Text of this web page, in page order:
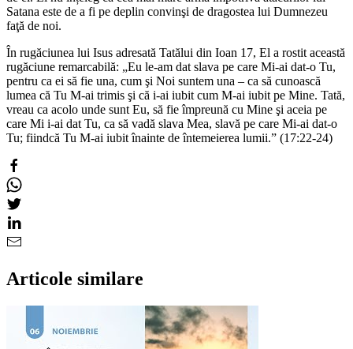
Satana este de a fi pe deplin convinşi de dragostea lui Dumnezeu
faţă de noi.
În rugăciunea lui Isus adresată Tatălui din Ioan 17, El a rostit această
rugăciune remarcabilă: „Eu le-am dat slava pe care Mi-ai dat-o Tu,
pentru ca ei să fie una, cum şi Noi suntem una – ca să cunoască
lumea că Tu M-ai trimis şi că i-ai iubit cum M-ai iubit pe Mine. Tată,
vreau ca acolo unde sunt Eu, să fie împreună cu Mine şi aceia pe
care Mi i-ai dat Tu, ca să vadă slava Mea, slavă pe care Mi-ai dat-o
Tu; fiindcă Tu M-ai iubit înainte de întemeierea lumii.” (17:22-24)
Articole similare